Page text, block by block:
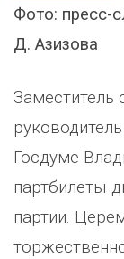
Фото: пресс-
Д. Азизова
Заместитель
Госдуме
партбилеты
партии.